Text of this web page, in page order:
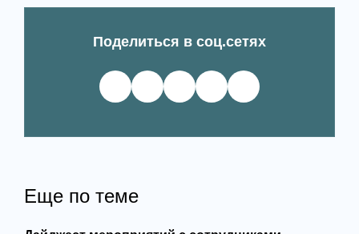
Поделиться в соц.сетях
Еще по теме